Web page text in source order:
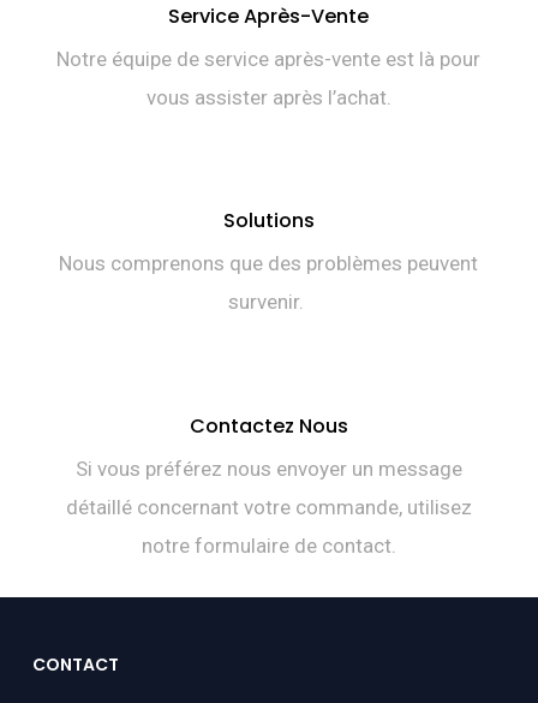
Service Après-Vente
Notre équipe de service après-vente est là pour
vous assister après l’achat.
Solutions
Nous comprenons que des problèmes peuvent
survenir.
Contactez Nous
Si vous préférez nous envoyer un message
détaillé concernant votre commande, utilisez
notre formulaire de contact.
CONTACT